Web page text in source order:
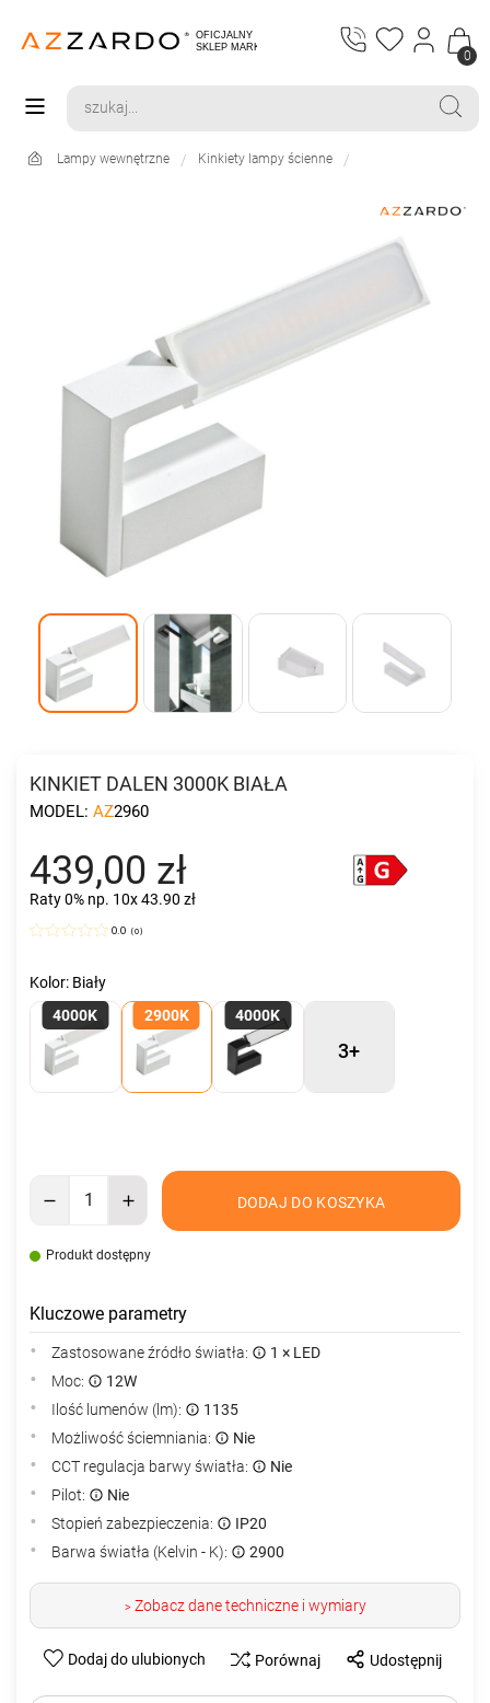
0
Lampy wewnętrzne Kinkiety lampy ścienne
KINKIET DALEN 3000K BIAŁA
MODEL: AZ2960
439,00 zł
Raty 0% np. 10x 43.90 zł
0.0 (0)
Kolor: Biały
4000K
2900K 4000K
3+
DODAJ DO KOSZYKA
Produkt dostępny
Kluczowe parametry
Zastosowane źródło światła:
1 × LED
Moc:
12W
Ilość lumenów (lm):
1135
Możliwość ściemniania:
Nie
CCT regulacja barwy światła:
Nie
Pilot:
Nie
Stopień zabezpieczenia:
IP20
Barwa światła (Kelvin - K):
2900
>Zobacz dane techniczne i wymiary
Dodaj do ulubionych Porównaj Udostępnij